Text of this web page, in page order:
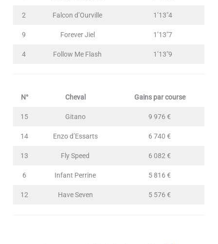
2 Falcon d’Ourville 1’13″4
9 Forever Jiel 1’13″7
4 Follow Me Flash 1’13″9
N° Cheval Gains par course
15 Gitano 9 976 €
14 Enzo d’Essarts 6 740 €
13 Fly Speed 6 082 €
6 Infant Perrine 5 816 €
12 Have Seven 5 576 €